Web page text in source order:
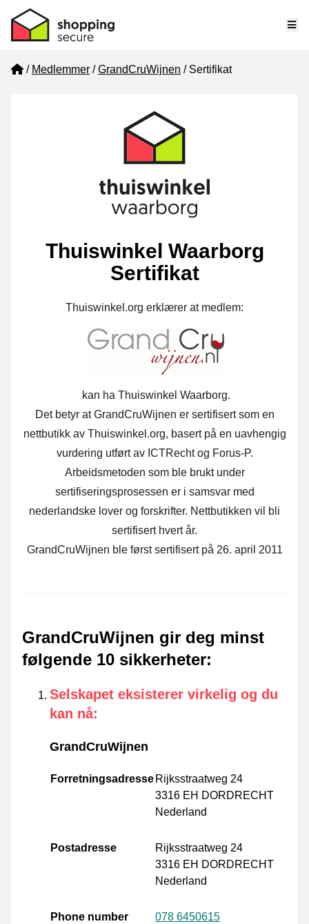
Home
Medlemmer GrandCruWijnen Sertifikat
Thuiswinkel Waarborg
Sertifikat
Thuiswinkel.org erklærer at medlem:
kan ha Thuiswinkel Waarborg.
Det betyr at GrandCruWijnen er sertifisert som en
nettbutikk av Thuiswinkel.org, basert på en uavhengig
vurdering utført av ICTRecht og Forus-P.
Arbeidsmetoden som ble brukt under
sertifiseringsprosessen er i samsvar med
nederlandske lover og forskrifter. Nettbutikken vil bli
sertifisert hvert år.
GrandCruWijnen ble først sertifisert på 26. april 2011
GrandCruWijnen gir deg minst
følgende 10 sikkerheter:
Selskapet eksisterer virkelig og du
kan nå:
GrandCruWijnen
Forretningsadresse Rijksstraatweg 24
3316 EH DORDRECHT
Nederland
Postadresse
Rijksstraatweg 24
3316 EH DORDRECHT
Nederland
Phone number
078 6450615